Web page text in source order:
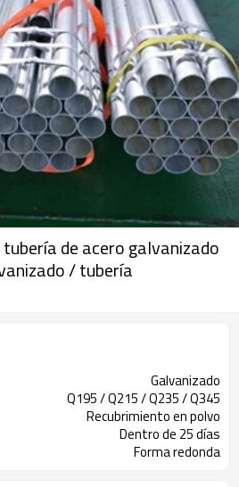
de acero galvanizado
/ tubería
Galvanizado
Q195 / Q215 / Q235 / Q345
Recubrimiento en polvo
Dentro de 25 días
Forma redonda